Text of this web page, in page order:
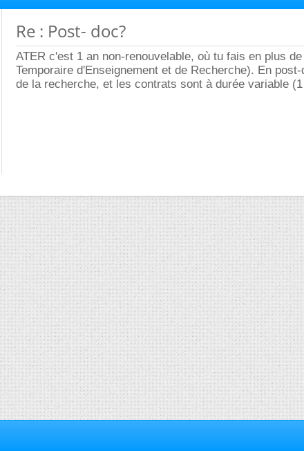
Re : Post- doc?
ATER c'est 1 an non-renouvelable, où tu fais en plus
Temporaire d'Enseignement et de Recherche). En
de la recherche, et les contrats sont à durée variable